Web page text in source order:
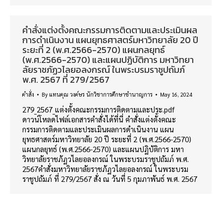
คำสั่งแต่งตั้งคณะกรรมการติดตามและประเมินผล
การดำเนินงาน แผนยุทธศาสตร์มหาวิทยาลัย 20 ปี
ระยะที่ 2 (พ.ศ.2566-2570) แผนกลยุทธ์
(พ.ศ.2566-2570) และแผนปฏิบัติการ มหาวิทยา
ลัยราชภัฏวไลยอลงกรณ์ ในพระบรมราชูปถัมภ์
พ.ศ. 2567 ที่ 279/2567
คำสั่ง By แทนคุณ วงค์ษร นักวิชาการศึกษาชำนาญการ May 16, 2024
279_2567_แต่งตั้งคณะกรรมการติดตามและประ.pdf
ดาวน์โหลดไฟล์เอกสารคำสั่งได้ที่นี่ คำสั่งแต่งตั้งคณะ
กรรมการติดตามและประเมินผลการดำเนินงาน แผน
ยุทธศาสตร์มหาวิทยาลัย 20 ปี ระยะที่ 2 (พ.ศ.2566-2570)
แผนกลยุทธ์ (พ.ศ.2566-2570) และแผนปฏิบัติการ มหา
วิทยาลัยราชภัฏวไลยอลงกรณ์ ในพระบรมราชูปถัมภ์ พ.ศ.
2567คำสั่งมหาวิทยาลัยราชภัฏวไลยอลงกรณ์ ในพระบรม
ราชูปถัมภ์ ที่ 279/2567 สั่ง ณ วันที่ 5 กุมภาพันธ์ พ.ศ. 2567